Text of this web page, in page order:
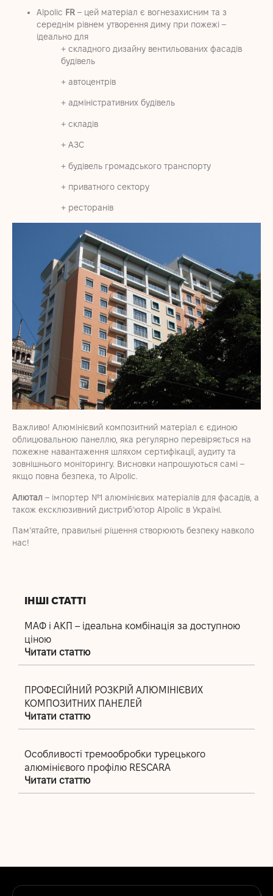
Alpolic FR – цей матеріал є вогнезахисним та з
середнім рівнем утворення диму при пожежі –
ідеально для
+ складного дизайну вентильованих фасадів
будівель
+ автоцентрів
+ адміністративних будівель
+ складів
+ АЗС
+ будівель громадського транспорту
+ приватного сектору
+ ресторанів
Важливо! Алюмінієвий композитний матеріал є єдиною
облицювальною панеллю, яка регулярно перевіряється на
пожежне навантаження шляхом сертифікації, аудиту та
зовнішнього моніторингу. Висновки напрошуються самі –
якщо повна безпека, то Alpolic.
Алютал – імпортер №1 алюмінієвих матеріалів для фасадів, а
також ексклюзивний дистриб’ютор Alpolic в Україні.
Пам’ятайте, правильні рішення створюють безпеку навколо
нас!
ІНШІ СТАТТІ
МАФ і АКП – ідеальна комбінація за доступною
ціною
Читати статтю
ПРОФЕСІЙНИЙ РОЗКРІЙ АЛЮМІНІЄВИХ
КОМПОЗИТНИХ ПАНЕЛЕЙ
Читати статтю
Особливості тремообробки турецького
алюмінієвого профілю RESCARA
Читати статтю